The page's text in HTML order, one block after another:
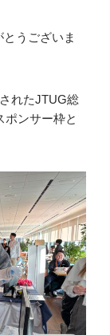
うございま
れたJTUG総
ポンサー枠と